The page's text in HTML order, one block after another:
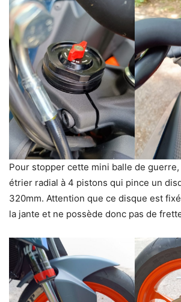
Pour stopper cette mini balle de guerre,
étrier radial à 4 pistons qui pince un
320mm. Attention que ce disque est
la jante et ne possède donc pas de